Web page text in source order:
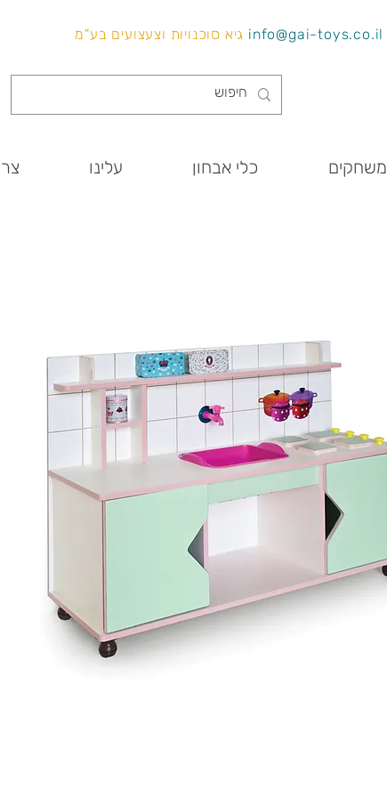
info@gai-toys.co.il גיא סוכנויות וצעצועים בע"מ
משחקים כלי אבחון עלינו